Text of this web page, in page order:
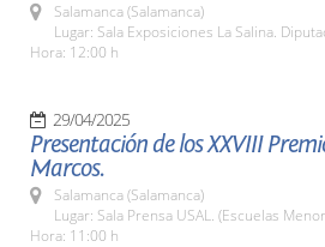
Salamanca (Salamanca)
Lugar: Sala Exposiciones La Salina.
Hora: 12:00 h
29/04/2025
Presentación de los XXVIII
Marcos.
Salamanca (Salamanca)
Lugar: Sala Prensa USAL. (Escuelas
Hora: 11:00 h